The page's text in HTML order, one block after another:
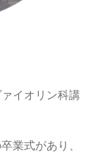
イオリン科講
業式があり、